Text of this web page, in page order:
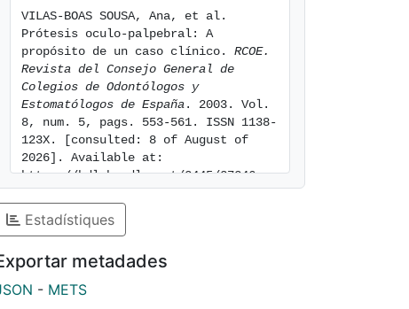
VILAS-BOAS SOUSA, Ana, et al.
Prótesis oculo-palpebral: A
propósito de un caso clínico. RCOE.
Revista del Consejo General de
Colegios de Odontólogos y
Estomatólogos de España . 2003. Vol.
8, num. 5, pags. 553-561. ISSN 1138-
123X. [consulted: 8 of August of
2026]. Available at:
https://hdl.handle.net/2445/27246
Estadístiques
metadades
- METS